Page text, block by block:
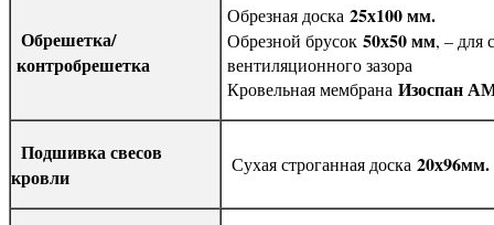
Обрешетка/
контробрешетка
Обрезная доска 25х100 мм.
Обрезной брусок 50х50 мм, – для
вентиляционного зазора
Кровельная мембрана Изоспан
Подшивка свесов
кровли
Сухая строганная доска 20х96мм.